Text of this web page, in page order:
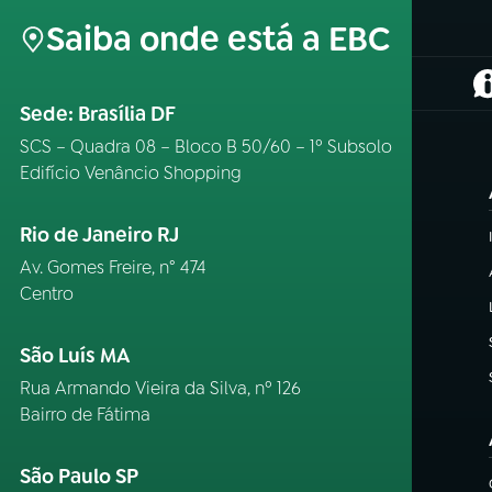
Saiba onde está a EBC
Sede: Brasília DF
SCS – Quadra 08 – Bloco B 50/60 – 1º Subsolo
Edifício Venâncio Shopping
Rio de Janeiro RJ
Av. Gomes Freire, n° 474
Centro
São Luís MA
Rua Armando Vieira da Silva, nº 126
Bairro de Fátima
São Paulo SP